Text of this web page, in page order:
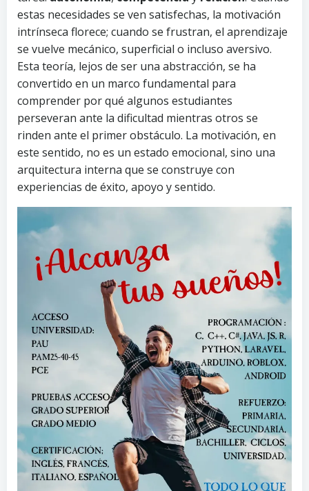
estas necesidades se ven satisfechas, la motivación
intrínseca florece; cuando se frustran, el aprendizaje
se vuelve mecánico, superficial o incluso aversivo.
Esta teoría, lejos de ser una abstracción, se ha
convertido en un marco fundamental para
comprender por qué algunos estudiantes
perseveran ante la dificultad mientras otros se
rinden ante el primer obstáculo. La motivación, en
este sentido, no es un estado emocional, sino una
arquitectura interna que se construye con
experiencias de éxito, apoyo y sentido.